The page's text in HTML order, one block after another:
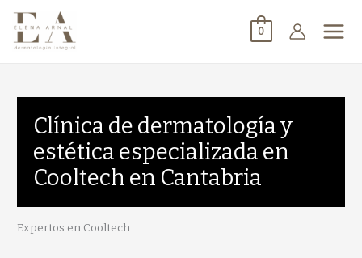
0
Clínica de dermatología y
estética especializada en
Cooltech en Cantabria
Expertos en Cooltech